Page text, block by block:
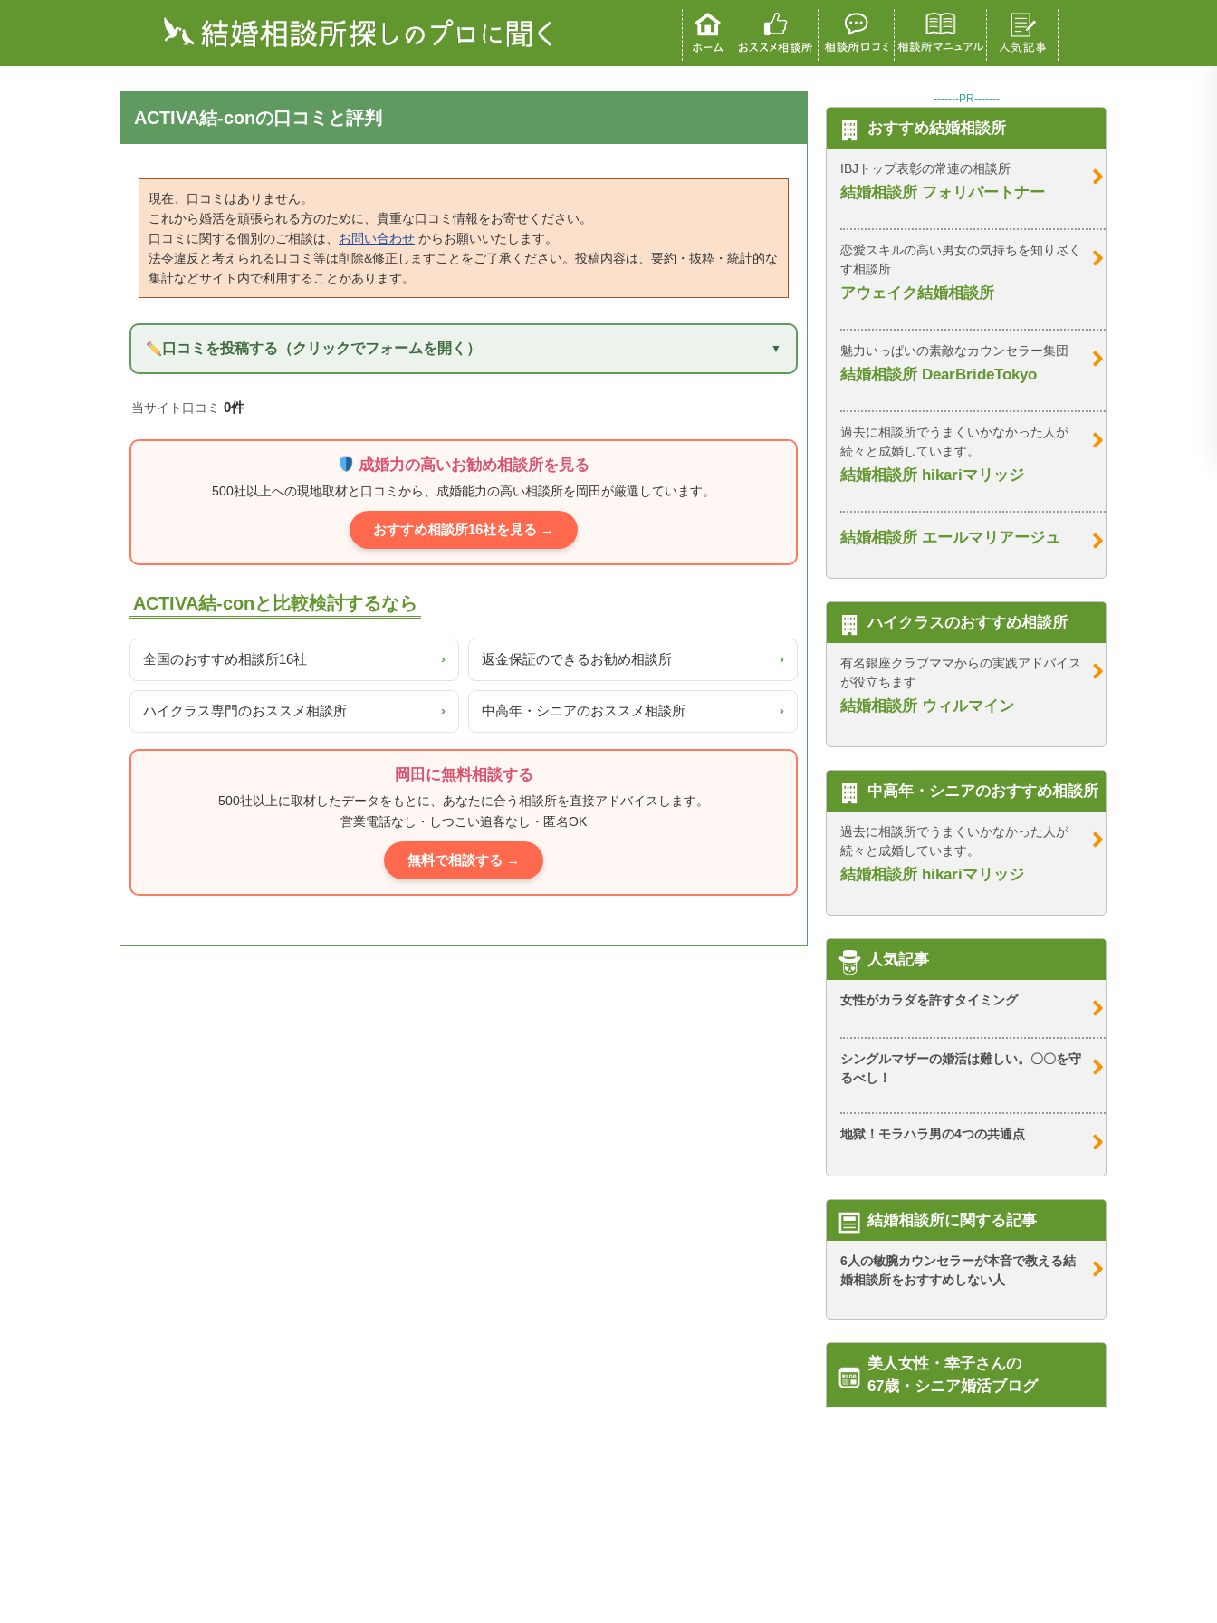
ACTIVA結-conの口コミと評判
現在、口コミはありません。
これから婚活を頑張られる方のために、貴重な口コミ情報をお寄せください。
口コミに関する個別のご相談は、 お問い合わせ からお願いいたします。
法令違反と考えられる口コミ等は削除&修正しますことをご了承ください。投稿内容は、要約・抜粋・統計的な
集計などサイト内で利用することがあります。
口コミを投稿する（クリックでフォームを開く）
当サイト口コミ 0件
成婚力の高いお勧め相談所を見る
500社以上への現地取材と口コミから、成婚能力の高い相談所を岡田が厳選しています。
おすすめ相談所16社を見る →
ACTIVA結-conと比較検討するなら
全国のおすすめ相談所16社 › 返金保証のできるお勧め相談所 ›
ハイクラス専門のおススメ相談所 › 中高年・シニアのおススメ相談所 ›
岡田に無料相談する
500社以上に取材したデータをもとに、あなたに合う相談所を直接アドバイスします。
営業電話なし・しつこい追客なし・匿名OK
無料で相談する →
-------PR-------
おすすめ結婚相談所
IBJトップ表彰の常連の相談所
結婚相談所 フォリパートナー
恋愛スキルの高い男女の気持ちを知り尽く
す相談所
アウェイク結婚相談所
魅力いっぱいの素敵なカウンセラー集団
結婚相談所 DearBrideTokyo
過去に相談所でうまくいかなかった人が
続々と成婚しています。
結婚相談所 hikariマリッジ
結婚相談所 エールマリアージュ
ハイクラスのおすすめ相談所
有名銀座クラブママからの実践アドバイス
が役立ちます
結婚相談所 ウィルマイン
中高年・シニアのおすすめ相談所
過去に相談所でうまくいかなかった人が
続々と成婚しています。
結婚相談所 hikariマリッジ
人気記事
女性がカラダを許すタイミング
シングルマザーの婚活は難しい。〇〇を守
るべし！
地獄！モラハラ男の4つの共通点
結婚相談所に関する記事
6人の敏腕カウンセラーが本音で教える結
婚相談所をおすすめしない人
美人女性・幸子さんの
67歳・シニア婚活ブログ